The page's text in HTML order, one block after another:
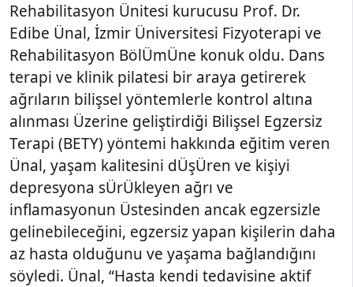
Rehabilitasyon Ünitesi kurucusu Prof. Dr.
Edibe Ünal, İzmir Üniversitesi Fizyoterapi ve
Rehabilitasyon BölÜmÜne konuk oldu. Dans
terapi ve klinik pilatesi bir araya getirerek
ağrıların bilişsel yöntemlerle kontrol altına
alınması Üzerine geliştirdiği Bilişsel Egzersiz
Terapi (BETY) yöntemi hakkında eğitim veren
Ünal, yaşam kalitesini dÜşÜren ve kişiyi
depresyona sÜrÜkleyen ağrı ve
inflamasyonun Üstesinden ancak egzersizle
gelinebileceğini, egzersiz yapan kişilerin daha
az hasta olduğunu ve yaşama bağlandığını
söyledi. Ünal, “Hasta kendi tedavisine aktif